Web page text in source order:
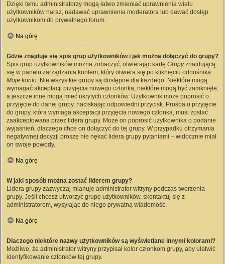
Dzięki temu administratorzy mogą łatwo zmieniać uprawnienia wielu
użytkowników naraz, nadawać uprawnienia moderatora lub dawać dostęp
użytkownikom do prywatnego forum.
Na górę
Gdzie znajduje się spis grup użytkowników i jak można dołączyć do grupy?
Spis grup użytkowników można zobaczyć, otwierając kartę Grupyznajdującą
się w panelu zarządzania kontem, który otwiera się po kliknięciu odnośnika
Moje konto. Nie wszystkie grupy są dostępne dla każdego. Niektóre mogą
wymagać akceptacji przyjęcia nowego członka, niektóre mogą być zamknięte,
a jeszcze inne mogą mieć ukrytych członków. Użytkownik może poprosić o
przyjęcie do danej grupy, naciskając odpowiedni przycisk. Prośba o przyjęcie
do grupy, która wymaga akceptacji przyjęcia nowego członka, musi zostać
zaakceptowana przez lidera grupy. Może on poprosić użytkownika o podanie
wyjaśnień, dlaczego chce on dołączyć do tej grupy. W przypadku otrzymania
negatywnej decyzji proszę nie nękać lidera grupy pytaniami – widocznie miał
on swoje powody.
Na górę
W jaki sposób można zostać liderem grupy?
Lidera grupy zazwyczaj mianuje administrator witryny podczas tworzenia
grupy. Jeśli chcesz utworzyć grupę użytkowników, skontaktuj się z
administratorem, wysyłając do niego prywatną wiadomość.
Na górę
Dlaczego niektóre nazwy użytkowników są wyświetlane innymi kolorami?
Możliwe, że administrator witryny przypisał kolor członkom grupy, aby ułatwić
identyfikowanie członków tej grupy.